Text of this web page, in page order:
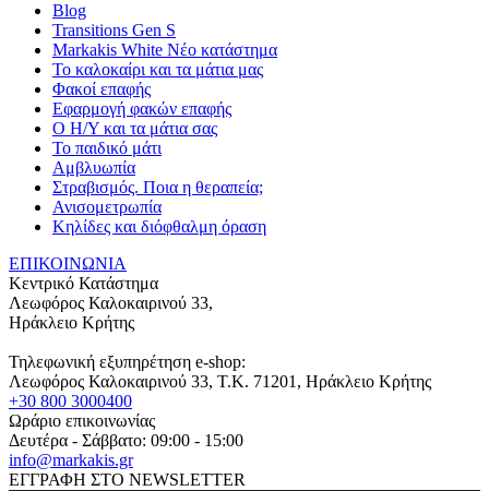
Blog
Transitions Gen S
Markakis White Νέο κατάστημα
Το καλοκαίρι και τα μάτια μας
Φακοί επαφής
Εφαρμογή φακών επαφής
Ο Η/Υ και τα μάτια σας
Το παιδικό μάτι
Αμβλυωπία
Στραβισμός. Ποια η θεραπεία;
Ανισομετρωπία
Κηλίδες και διόφθαλμη όραση
ΕΠΙΚΟΙΝΩΝΙΑ
Κεντρικό Κατάστημα
Λεωφόρος Καλοκαιρινού 33,
Ηράκλειο Κρήτης
Τηλεφωνική εξυπηρέτηση e-shop:
Λεωφόρος Καλοκαιρινού 33, T.K. 71201, Ηράκλειο Κρήτης
+30 800 3000400
Ωράριο επικοινωνίας
Δευτέρα - Σάββατο: 09:00 - 15:00
info@markakis.gr
ΕΓΓΡΑΦΗ ΣΤΟ NEWSLETTER